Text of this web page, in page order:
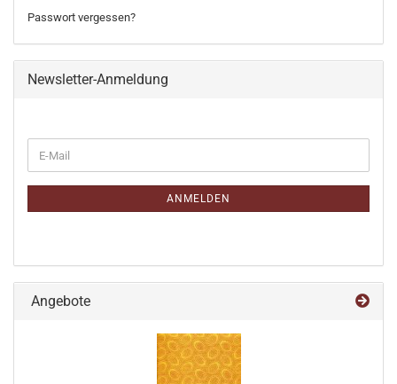
Passwort vergessen?
Newsletter-Anmeldung
ZUR
E-
Mail
ANMELDEN
Angebote